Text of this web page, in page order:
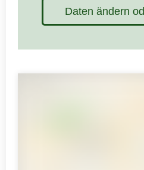
Daten ändern